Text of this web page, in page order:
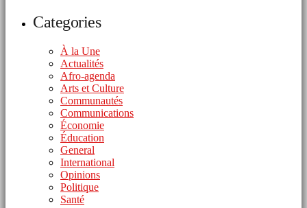
Categories
À la Une
Actualités
Afro-agenda
Arts et Culture
Communautés
Communications
Économie
Éducation
General
International
Opinions
Politique
Santé